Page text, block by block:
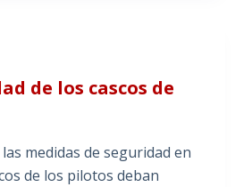
de los cascos de
medidas de seguridad en
de los pilotos deban